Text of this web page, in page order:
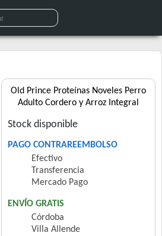
Old Prince Proteínas Noveles Perro
Adulto Cordero y Arroz Integral
Stock disponible
PAGO CONTRAREEMBOLSO
Efectivo
Transferencia
Mercado Pago
ENVÍO GRATIS
Córdoba
Villa Allende